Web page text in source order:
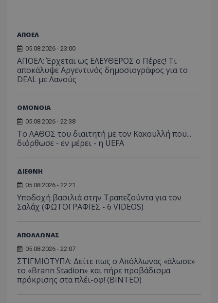
ΑΠΟΕΛ
05.08.2026 - 23:00
ΑΠΟΕΛ: Έρχεται ως ΕΛΕΥΘΕΡΟΣ ο Πέρες! Τι
αποκάλυψε Αργεντινός δημοσιογράφος για το
DEAL με Λανούς
ΟΜΟΝΟΙΑ
05.08.2026 - 22:38
Το ΛΑΘΟΣ του διαιτητή με τον Κακουλλή που...
διόρθωσε - εν μέρει - η UEFA
ΔΙΕΘΝΗ
05.08.2026 - 22:21
Υποδοχή βασιλιά στην Τραπεζούντα για τον
Σαλάχ (ΦΩΤΟΓΡΑΦΙΕΣ - 6 VIDEOS)
ΑΠΟΛΛΩΝΑΣ
05.08.2026 - 22:07
ΣΤΙΓΜΙΟΤΥΠΑ: Δείτε πως ο Απόλλωνας «άλωσε»
το «Brann Stadion» και πήρε προβάδισμα
πρόκρισης στα πλέι-οφ! (ΒΙΝΤΕΟ)